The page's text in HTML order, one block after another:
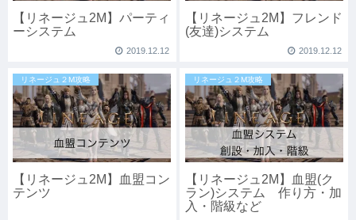
【リネージュ2M】パーティ
ーシステム
2019.12.12
【リネージュ2M】フレンド
(友達)システム
2019.12.12
リネージュ２M攻略
【リネージュ2M】血盟コン
テンツ
リネージュ２M攻略
【リネージュ2M】血盟(ク
ラン)システム 作り方・加
入・階級など